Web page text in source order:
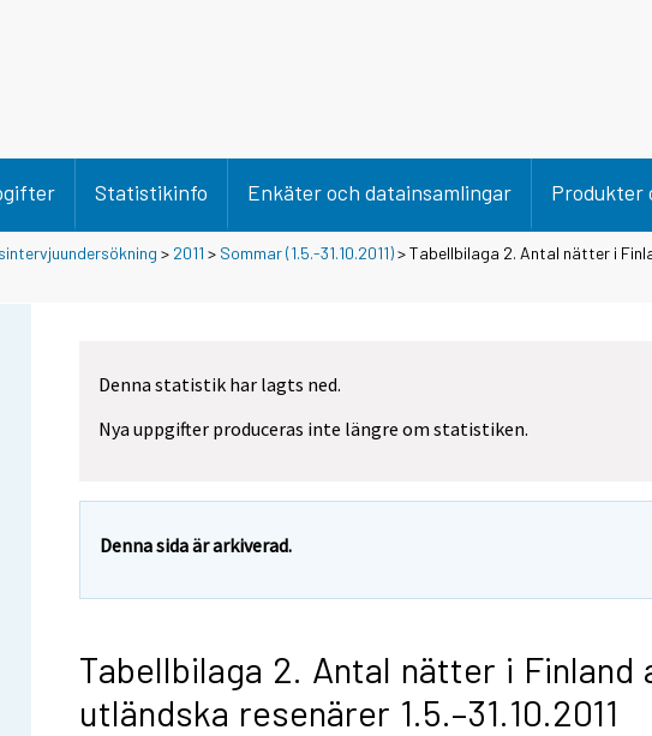
Statistikinfo Enkäter och datainsamlingar Produkter
> 2011 > Sommar (1.5.-31.10.2011)> Tabellbilaga 2. Antal nätter i
Denna statistik har lagts ned.
Nya uppgifter produceras inte längre om statistiken.
Denna sida är arkiverad.
Tabellbilaga 2. Antal nätter i Finland
utländska resenärer 1.5.–31.10.2011